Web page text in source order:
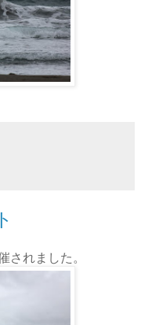
されました。